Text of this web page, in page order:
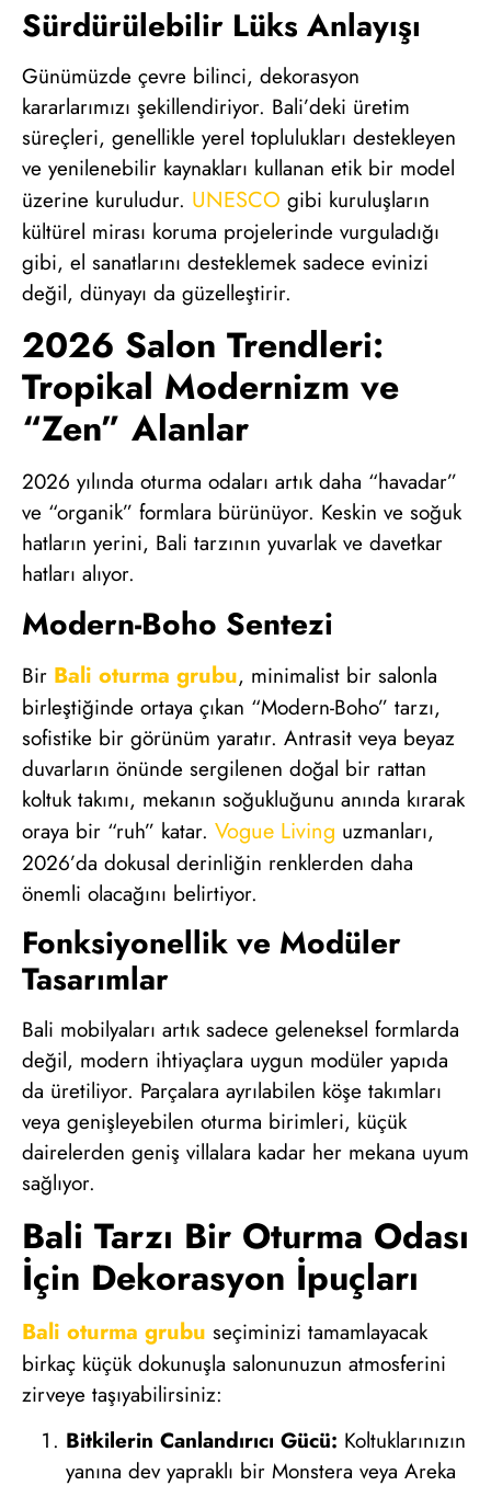
Sürdürülebilir Lüks Anlayışı
Günümüzde çevre bilinci, dekorasyon
kararlarımızı şekillendiriyor. Bali’deki üretim
süreçleri, genellikle yerel toplulukları destekleyen
ve yenilenebilir kaynakları kullanan etik bir model
üzerine kuruludur. UNESCO gibi kuruluşların
kültürel mirası koruma projelerinde vurguladığı
gibi, el sanatlarını desteklemek sadece evinizi
değil, dünyayı da güzelleştirir.
2026 Salon Trendleri:
Tropikal Modernizm ve
“Zen” Alanlar
2026 yılında oturma odaları artık daha “havadar”
ve “organik” formlara bürünüyor. Keskin ve soğuk
hatların yerini, Bali tarzının yuvarlak ve davetkar
hatları alıyor.
Modern-Boho Sentezi
Bir Bali oturma grubu, minimalist bir salonla
birleştiğinde ortaya çıkan “Modern-Boho” tarzı,
sofistike bir görünüm yaratır. Antrasit veya beyaz
duvarların önünde sergilenen doğal bir rattan
koltuk takımı, mekanın soğukluğunu anında kırarak
oraya bir “ruh” katar. Vogue Living uzmanları,
2026’da dokusal derinliğin renklerden daha
önemli olacağını belirtiyor.
Fonksiyonellik ve Modüler
Tasarımlar
Bali mobilyaları artık sadece geleneksel formlarda
değil, modern ihtiyaçlara uygun modüler yapıda
da üretiliyor. Parçalara ayrılabilen köşe takımları
veya genişleyebilen oturma birimleri, küçük
dairelerden geniş villalara kadar her mekana uyum
sağlıyor.
Bali Tarzı Bir Oturma Odası
İçin Dekorasyon İpuçları
Bali oturma grubu seçiminizi tamamlayacak
birkaç küçük dokunuşla salonunuzun atmosferini
zirveye taşıyabilirsiniz:
Bitkilerin Canlandırıcı Gücü: Koltuklarınızın
yanına dev yapraklı bir Monstera veya Areka